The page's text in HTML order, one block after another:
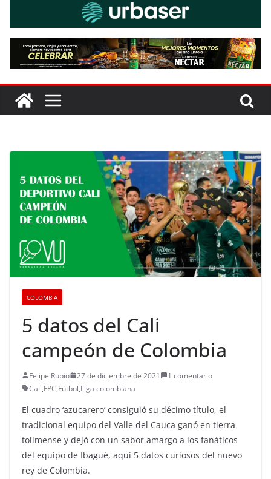
COLOMBIA
5 datos del Cali
campeón de Colombia
Felipe Rubio 27 de diciembre de 2021
1 comentario
Cali,FPC,Fútbol,Liga colombiana
El cuadro ‘azucarero’ consiguió su décimo título, el
tradicional equipo del Valle del Cauca ganó en tierra
tolimense y dejó con un sabor amargo a los fanáticos
del equipo de Ibagué, aquí 5 datos curiosos del nuevo
rey de Colombia.